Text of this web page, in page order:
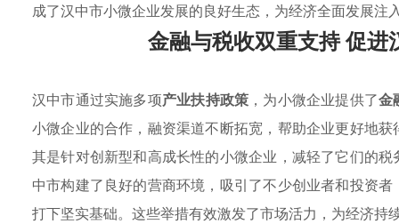
成了汉中市小微企业发展的良好生态，为经济全面发展注
金融与税收双重支持 促
汉中市通过实施多项产业扶持政策 ，为小微企业提供了金
小微企业的合作，融资渠道不断拓宽，帮助企业更好地
其是针对创新型和高成长性的小微企业，减轻了它们的
中市构建了良好的营商环境，吸引了不少创业者和投资
打下坚实基础。这些举措有效激发了市场活力，为经济持